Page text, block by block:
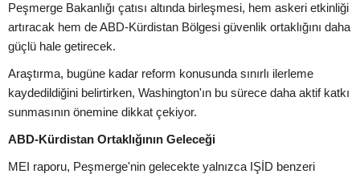
Peşmerge Bakanlığı çatısı altında birleşmesi, hem askeri etkinliği
artıracak hem de ABD-Kürdistan Bölgesi güvenlik ortaklığını daha
güçlü hale getirecek.
Araştırma, bugüne kadar reform konusunda sınırlı ilerleme
kaydedildiğini belirtirken, Washington'ın bu sürece daha aktif katkı
sunmasının önemine dikkat çekiyor.
ABD-Kürdistan Ortaklığının Geleceği
MEI raporu, Peşmerge'nin gelecekte yalnızca IŞİD benzeri